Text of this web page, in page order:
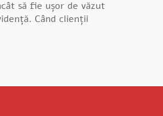
să fie ușor de văzut
Când clienții